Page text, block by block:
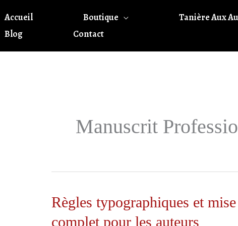
Accueil Boutique Tanière Aux
Blog
Contact
Manuscrit
Règles typographiques et
complet pour les auteurs